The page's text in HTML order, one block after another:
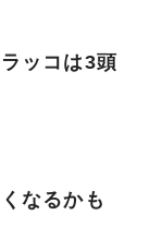
ッコは3頭
なるかも